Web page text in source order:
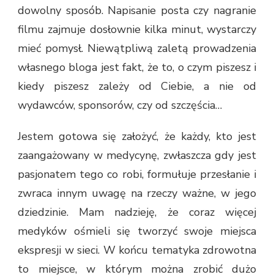
dowolny sposób. Napisanie posta czy nagranie
filmu zajmuje dosłownie kilka minut, wystarczy
mieć pomysł. Niewątpliwą zaletą prowadzenia
własnego bloga jest fakt, że to, o czym piszesz i
kiedy piszesz zależy od Ciebie, a nie od
wydawców, sponsorów, czy od szczęścia…
Jestem gotowa się założyć, że każdy, kto jest
zaangażowany w medycynę, zwłaszcza gdy jest
pasjonatem tego co robi, formułuje przesłanie i
zwraca innym uwagę na rzeczy ważne, w jego
dziedzinie. Mam nadzieję, że coraz więcej
medyków ośmieli się tworzyć swoje miejsca
ekspresji w sieci. W końcu tematyka zdrowotna
to miejsce, w którym można zrobić dużo